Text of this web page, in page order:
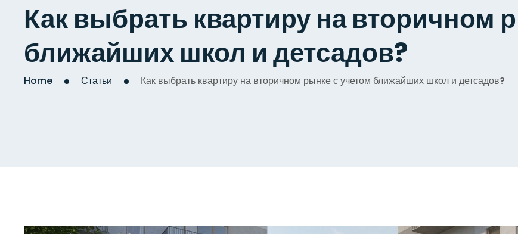
Как выбрать квартиру на вторичном
ближайших школ и детсадов?
Home Статьи Как выбрать квартиру на вторичном рынке с учетом ближайших школ и детсадов?